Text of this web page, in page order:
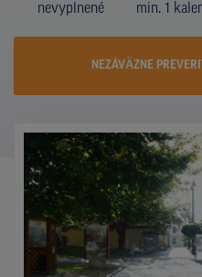
nevyplnené min. 1
NEZÁVÄZNE